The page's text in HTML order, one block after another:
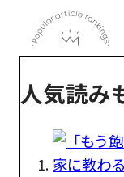
人気読み